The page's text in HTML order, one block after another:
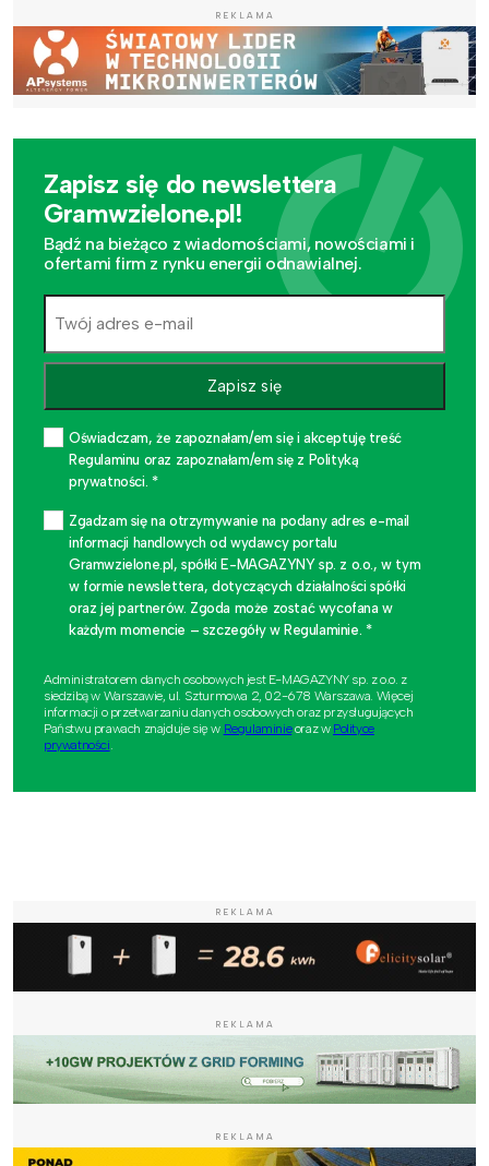
REKLAMA
Zapisz się do newslettera
Gramwzielone.pl!
Bądź na bieżąco z wiadomościami, nowościami i
ofertami firm z rynku energii odnawialnej.
Zapisz się
Oświadczam, że zapoznałam/em się i akceptuję treść
Regulaminu oraz zapoznałam/em się z Polityką
prywatności. *
Zgadzam się na otrzymywanie na podany adres e-mail
informacji handlowych od wydawcy portalu
Gramwzielone.pl, spółki E-MAGAZYNY sp. z o.o., w tym
w formie newslettera, dotyczących działalności spółki
oraz jej partnerów. Zgoda może zostać wycofana w
każdym momencie – szczegóły w Regulaminie. *
Administratorem danych osobowych jest E-MAGAZYNY sp. z o.o. z
siedzibą w Warszawie, ul. Szturmowa 2, 02-678 Warszawa. Więcej
informacji o przetwarzaniu danych osobowych oraz przysługujących
Państwu prawach znajduje się w Regulaminieoraz w Polityce
prywatności.
REKLAMA
REKLAMA
REKLAMA